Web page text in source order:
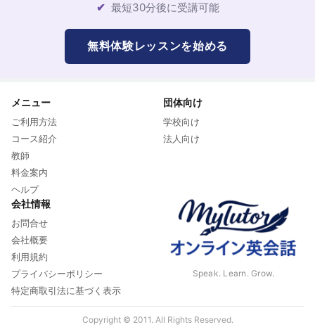
最短30分後に受講可能
無料体験レッスンを始める
メニュー
ご利用方法
コース紹介
教師
料金案内
ヘルプ
団体向け
学校向け
法人向け
会社情報
お問合せ
会社概要
利用規約
プライバシーポリシー
特定商取引法に基づく表示
Speak. Learn. Grow.
Copyright © 2011. All Rights Reserved.